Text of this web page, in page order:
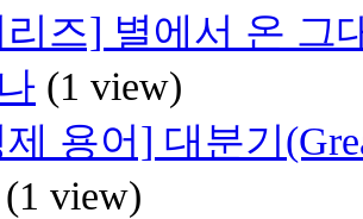
즈] 별에서 온 그
(1 view)
용어] 대분기
(1 view)